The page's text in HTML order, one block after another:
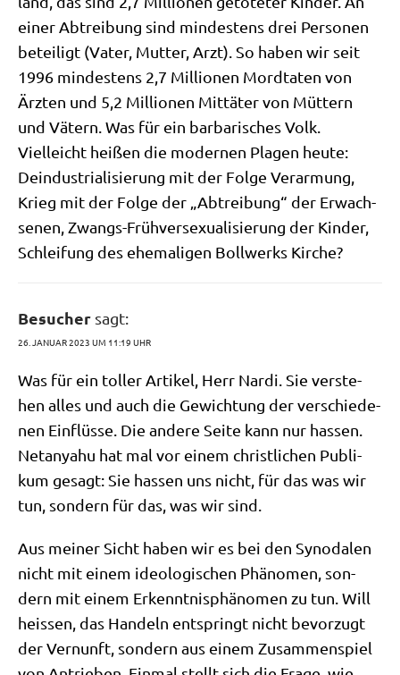
einer Abtrei­bung sind min­de­stens drei Per­so­nen
betei­ligt (Vater, Mut­ter, Arzt). So haben wir seit
1996 min­de­stens 2,7 Mil­lio­nen Mord­ta­ten von
Ärz­ten und 5,2 Mil­lio­nen Mit­tä­ter von Müt­tern
und Vätern. Was für ein bar­ba­ri­sches Volk.
Viel­leicht hei­ßen die moder­nen Pla­gen heu­te:
Deindu­stria­li­sie­rung mit der Fol­ge Ver­ar­mung,
Krieg mit der Fol­ge der „Abtrei­bung“ der Erwach­
se­nen, Zwangs-Früh­ver­se­xua­li­sie­rung der Kin­der,
Schlei­fung des ehe­ma­li­gen Boll­werks Kirche?
Besucher sagt:
26. JANUAR 2023 UM 11:19 UHR
Was für ein tol­ler Arti­kel, Herr Nar­di. Sie ver­ste­
hen alles und auch die Gewich­tung der ver­schie­de­
nen Ein­flüs­se. Die ande­re Sei­te kann nur has­sen.
Net­an­y­a­hu hat mal vor einem christ­li­chen Publi­
kum gesagt: Sie has­sen uns nicht, für das was wir
tun, son­dern für das, was wir sind.
Aus mei­ner Sicht haben wir es bei den Syn­oda­len
nicht mit einem ideo­lo­gi­schen Phä­no­men, son­
dern mit einem Erkennt­nis­phä­no­men zu tun. Will
hei­ssen, das Han­deln ent­springt nicht bevor­zugt
der Ver­nunft, son­dern aus einem Zusam­men­spiel